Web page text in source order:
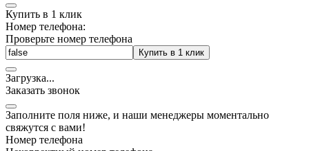
Купить в 1 клик
Номер телефона:
Проверьте номер телефона
Купить в 1 клик
Загрузка...
Заказать звонок
Заполните поля ниже, и наши менеджеры моментально
свяжутся с вами!
Номер телефона